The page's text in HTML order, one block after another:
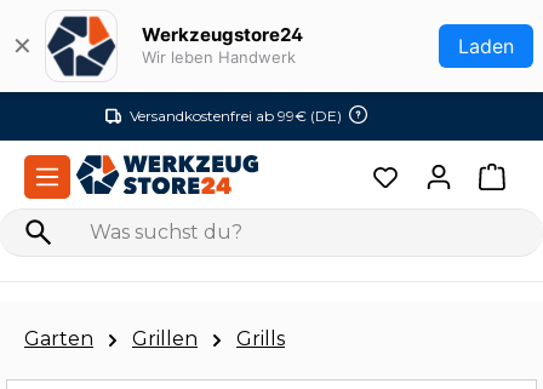
Zum Hauptinhalt springen
✕ Werkzeugstore24
Wir leben Handwerk Laden
Versandkostenfrei ab 99€ (DE)
Garten Grillen Grills